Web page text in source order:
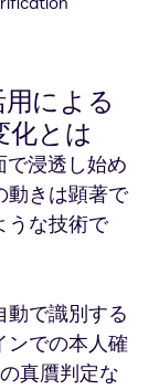
による
化とは
浸透し始め
動きは顕著で
うな技術で
動で識別する
ンでの本人確
真贋判定な